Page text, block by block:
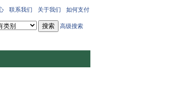
联系我们 关于我们 如何支付
高级搜索